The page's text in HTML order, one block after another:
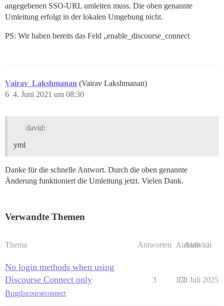
angegebenen SSO-URL umleiten muss. Die oben genannte
Umleitung erfolgt in der lokalen Umgebung nicht.
PS: Wir haben bereits das Feld „enable_discourse_connect
Vairav_Lakshmanan (Vairav Lakshmanan)
4. Juni 2021 um 08:30
6
david:
yml
Danke für die schnelle Antwort. Durch die oben genannte
Änderung funktioniert die Umleitung jetzt. Vielen Dank.
Verwandte Themen
Thema Antworten Aufrufe
Aktivität
No login methods when using
Discourse Connect only
Bugdiscourseconnect
3 170
12. Juli 2025